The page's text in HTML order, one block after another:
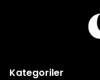
Kategoriler